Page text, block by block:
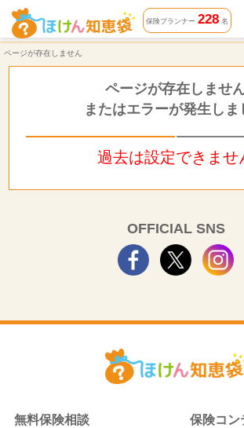
ページが存在しません | ほけん知恵袋
保険プランナー 228名
ページが存在しません
ページが存在しませ
またはエラーが発生しま
過去は設定できませ
OFFICIAL SNS
無料保険相談 保険コン